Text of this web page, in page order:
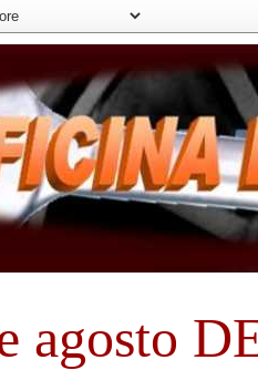
agosto